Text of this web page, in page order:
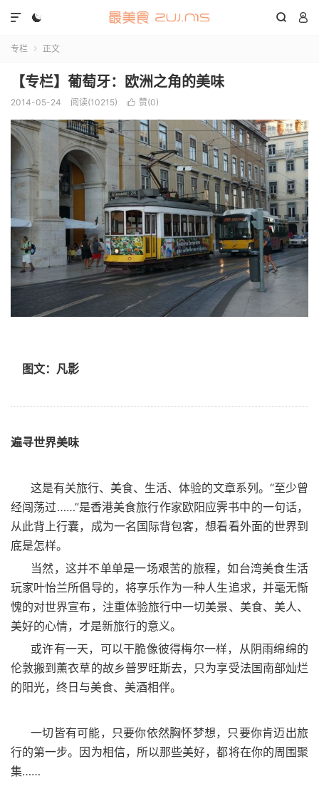
  

专栏  正文
【专栏】葡萄牙：欧洲之角的美味
2014-05-24 阅读(10215)  赞(0)
图文：凡影
遍寻世界美味
这是有关旅行、美食、生活、体验的文章系列。“至少曾
经闯荡过……”是香港美食旅行作家欧阳应霁书中的一句话，
从此背上行囊，成为一名国际背包客，想看看外面的世界到
底是怎样。
当然，这并不单单是一场艰苦的旅程，如台湾美食生活
玩家叶怡兰所倡导的，将享乐作为一种人生追求，并毫无惭
愧的对世界宣布，注重体验旅行中一切美景、美食、美人、
美好的心情，才是新旅行的意义。
或许有一天，可以干脆像彼得梅尔一样，从阴雨绵绵的
伦敦搬到薰衣草的故乡普罗旺斯去，只为享受法国南部灿烂
的阳光，终日与美食、美酒相伴。
一切皆有可能，只要你依然胸怀梦想，只要你肯迈出旅
行的第一步。因为相信，所以那些美好，都将在你的周围聚
集……